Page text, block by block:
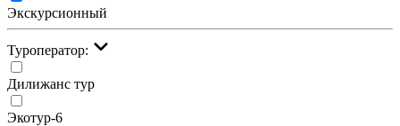
Экскурсионный
Туроператор:
Дилижанс тур
Экотур-6